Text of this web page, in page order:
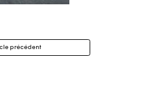
précédent